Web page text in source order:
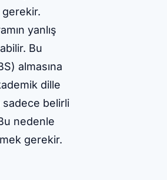
gerekir.
yanlış
Bu
almasına
dille
sadece belirli
nedenle
gerekir.